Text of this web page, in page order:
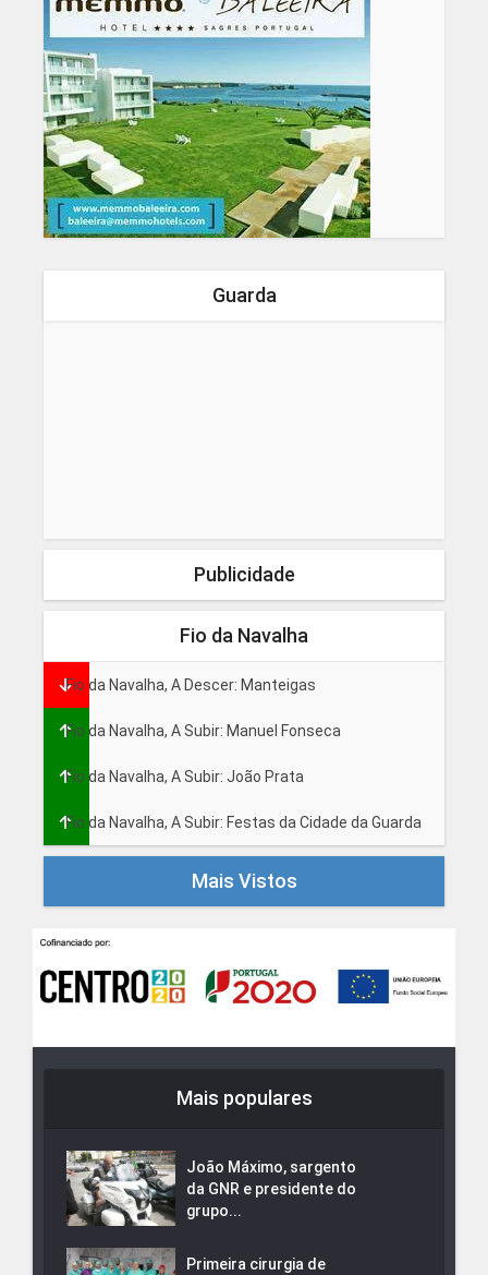
Guarda
Publicidade
Fio da Navalha
Fio da Navalha, A Descer: Manteigas
Fio da Navalha, A Subir: Manuel Fonseca
Fio da Navalha, A Subir: João Prata
Fio da Navalha, A Subir: Festas da Cidade da Guarda
Mais Vistos
Mais populares
João Máximo, sargento
da GNR e presidente do
grupo...
Primeira cirurgia de